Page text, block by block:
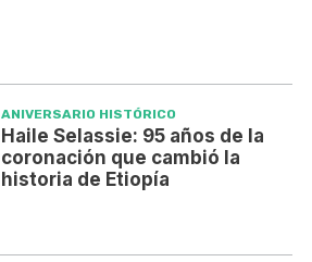
ANIVERSARIO HISTÓRICO
Haile Selassie: 95 años de la
coronación que cambió la
historia de Etiopía